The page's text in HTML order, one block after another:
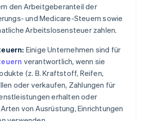
den Arbeitgeberanteil der
und Medicare-Steuern sowie
Arbeitslosensteuer zahlen.
Einige Unternehmen sind für
verantwortlich, wenn sie
(z. B. Kraftstoff, Reifen,
oder verkaufen, Zahlungen für
erhalten oder
von Ausrüstung, Einrichtungen